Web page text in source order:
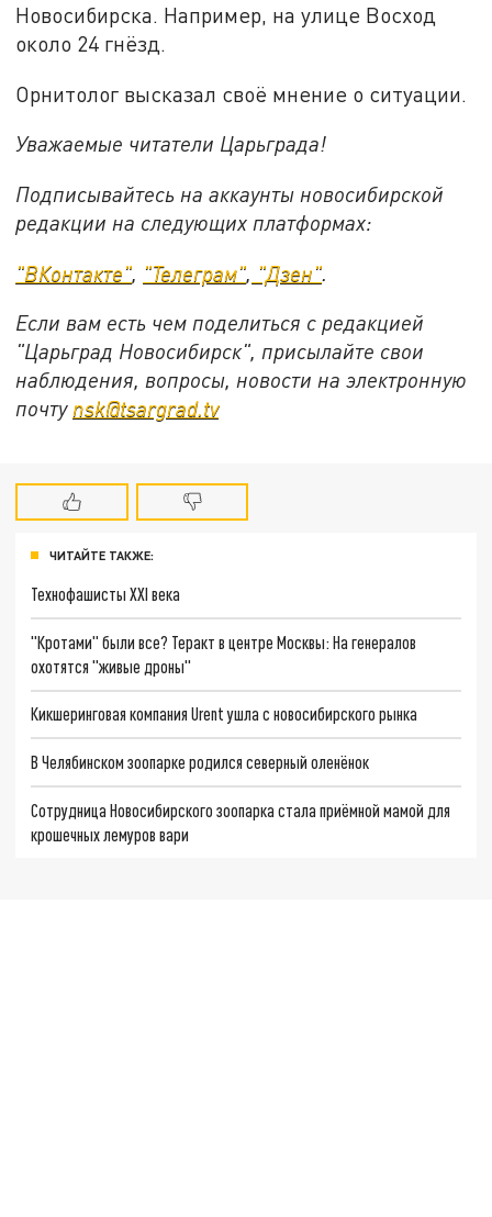
Новосибирска. Например, на улице Восход
около 24 гнёзд.
Орнитолог высказал своё мнение о ситуации.
Уважаемые читатели Царьграда!
Подписывайтесь на аккаунты новосибирской
редакции на следующих платформах:
"ВКонтакте", "Телеграм", "Дзен".
Если вам есть чем поделиться с редакцией
"Царьград Новосибирск", присылайте свои
наблюдения, вопросы, новости на электронную
почту nsk@tsargrad.tv
ЧИТАЙТЕ ТАКЖЕ:
Технофашисты XXI века
"Кротами" были все? Теракт в центре Москвы: На генералов
охотятся "живые дроны"
Кикшеринговая компания Urent ушла с новосибирского рынка
В Челябинском зоопарке родился северный оленёнок
Сотрудница Новосибирского зоопарка стала приёмной мамой для
крошечных лемуров вари